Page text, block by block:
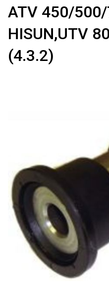
ATV 450/
HISUN,UTV
(4.3.2)